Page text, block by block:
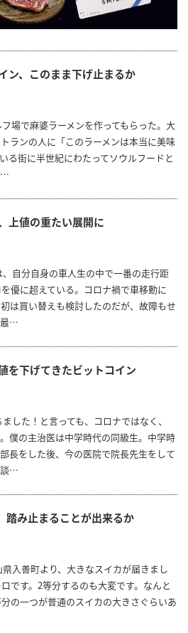
ン、このまま下げ止まるか
場で麻婆ラーメンを作ってもらった。大
ランの人に「このラーメンは本当に美味
る街に半世紀にわたってソウルフードと
…
上値の重たい展開に
自分自身の車人生の中で一番の走行距
優に超えている。コロナ禍で車移動に
は買い替えも検討したのだが、故障もせ
最…
を下げてきたビットコイン
した！と言っても、コロナではなく、
僕の主治医は中学時代の同級生。中学時
長をした後、今の医院で院長先生をして
談…
踏み止まることが出来るか
入善町より、大きなスイカが届きまし
です。2等分するのも大変です。なんと
の一つが普通のスイカの大きさぐらいあ